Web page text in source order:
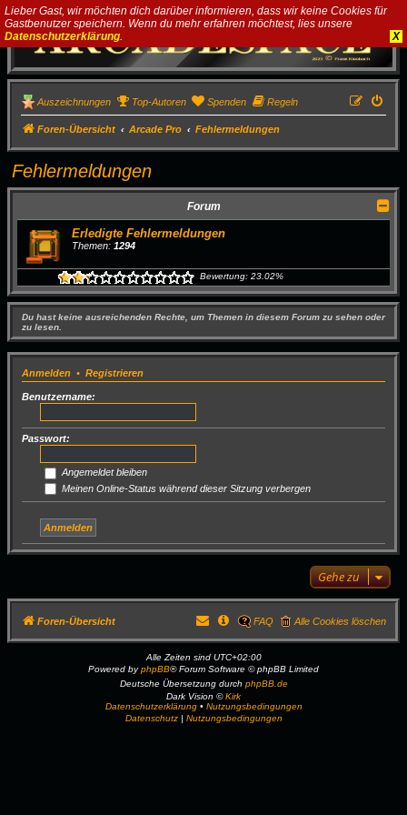
Lieber Gast, wir möchten dich darüber informieren, dass wir keine Cookies für
Gastbenutzer speichern. Wenn du mehr erfahren möchtest, lies unsere
Datenschutzerklärung. X
Auszeichnungen Top-Autoren Spenden Regeln
Foren-Übersicht Arcade Pro Fehlermeldungen
Fehlermeldungen
Forum
Erledigte Fehlermeldungen
Themen: 1294
Bewertung: 23.02%
Du hast keine ausreichenden Rechte, um Themen in diesem Forum zu sehen oder
zu lesen.
Anmelden • Registrieren
Benutzername:
Passwort:
Angemeldet bleiben
Meinen Online-Status während dieser Sitzung verbergen
Gehe zu
Foren-Übersicht Alle Cookies löschen
FAQ
Alle Zeiten sind UTC+02:00
Powered byphpBB® Forum Software © phpBB Limited
Deutsche Übersetzung durch phpBB.de
Dark Vision ©Kirk
Datenschutzerklärung• Nutzungsbedingungen
Datenschutz| Nutzungsbedingungen